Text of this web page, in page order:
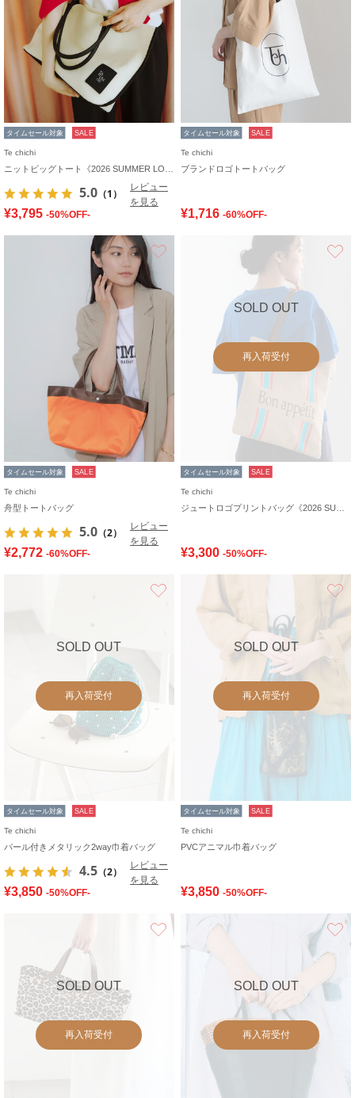
タイムセール対象 SALE
Te chichi
5.0 （1）
レビュー
を見る
¥3,795 -50%OFF-
タイムセール対象 SALE
Te chichi
ブランドロゴトートバッグ
¥1,716 -60%OFF-
タイムセール対象 SALE
Te chichi
舟型トートバッグ
5.0 （2）
レビュー
を見る
¥2,772 -60%OFF-
SOLD OUT
再入荷受付
タイムセール対象 SALE
Te chichi
¥3,300 -50%OFF-
SOLD OUT
再入荷受付
タイムセール対象 SALE
Te chichi
パール付きメタリック2way巾着バッグ
4.5 （2）
レビュー
を見る
¥3,850 -50%OFF-
SOLD OUT
再入荷受付
タイムセール対象 SALE
Te chichi
PVCアニマル巾着バッグ
¥3,850 -50%OFF-
SOLD OUT
再入荷受付
お気に入り
SOLD OUT
再入荷受付